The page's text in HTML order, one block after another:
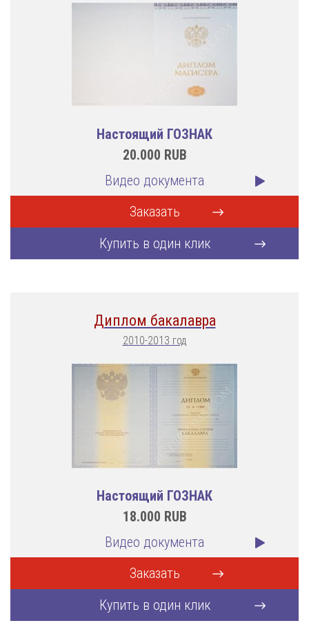
Настоящий ГОЗНАК
20.000 RUB
Видео документа
Заказать
Купить в один клик
Диплом бакалавра
2010-2013 год
Настоящий ГОЗНАК
18.000 RUB
Видео документа
Заказать
Купить в один клик